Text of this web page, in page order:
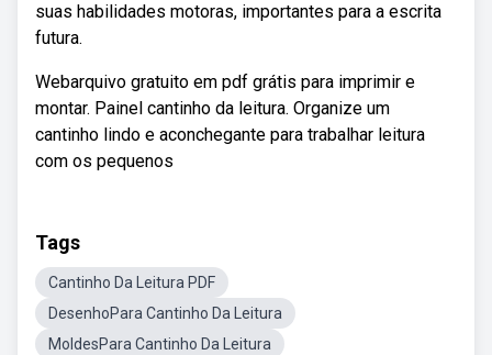
suas habilidades motoras, importantes para a escrita
futura.
Webarquivo gratuito em pdf grátis para imprimir e
montar. Painel cantinho da leitura. Organize um
cantinho lindo e aconchegante para trabalhar leitura
com os pequenos
Tags
Cantinho Da Leitura PDF
DesenhoPara Cantinho Da Leitura
MoldesPara Cantinho Da Leitura